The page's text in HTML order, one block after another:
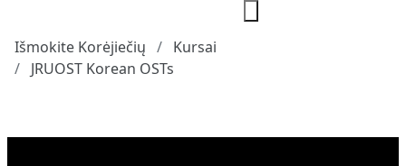
Išmokite Korėjiečių
Kursai
JRUOST Korean OSTs